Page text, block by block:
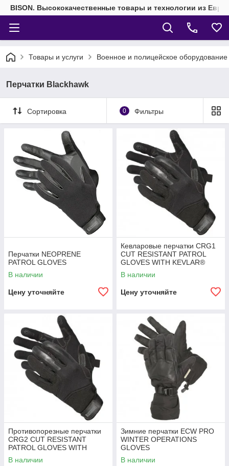
BISON. Высококачественные товары и технологии из
Товары и услуги Военное и полицейское
Перчатки Blackhawk
Сортировка 0 Фильтры
Перчатки NEOPRENE
PATROL GLOVES
В наличии
Цену уточняйте
Кевларовые перчатки CRG1
CUT RESISTANT PATROL
GLOVES WITH KEVLAR®
В наличии
Цену уточняйте
Противопорезные перчатки
CRG2 CUT RESISTANT
PATROL GLOVES WITH
SPECTRA GUARD™
В наличии
Зимние перчатки ECW PRO
WINTER OPERATIONS
GLOVES
В наличии